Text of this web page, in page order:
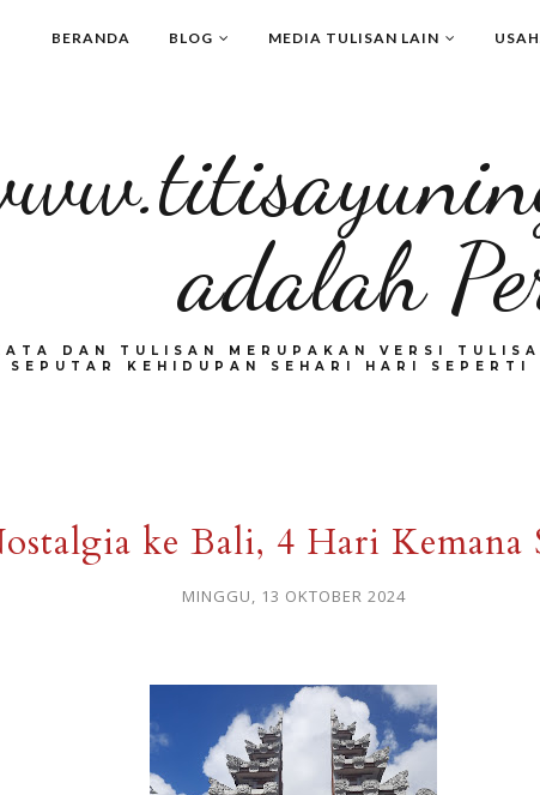
BERANDA BLOG MEDIA TULISAN LAIN
adalah
DAN TULISAN MERUPAKAN VERSI
SEPUTAR KEHIDUPAN SEHARI HARI
ke Bali, 4 Hari Kemana
MINGGU, 13 OKTOBER 2024